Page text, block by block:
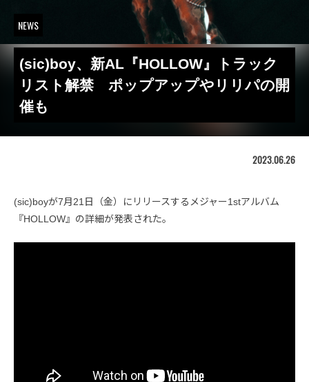
NEWS
(sic)boy、新AL『HOLLOW』トラック
リスト解禁 ポップアップやリリパの開
催も
2023.06.26
(sic)boyが7月21日（金）にリリースするメジャー1stアルバム
『HOLLOW』の詳細が発表された。